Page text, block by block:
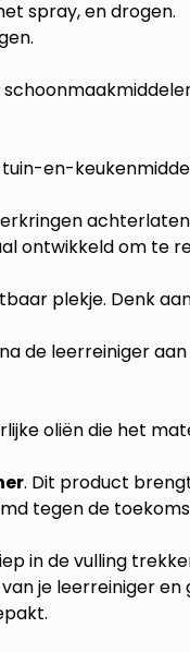
en-
ontwikkeld om te
plekje. Denk
de leerreiniger
oliën die het
. Dit product
tegen de
in de vulling
je leerreiniger